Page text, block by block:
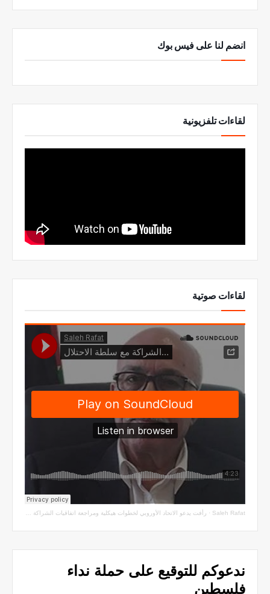
انضم لنا على فيس بوك
لقاءات تلفزيونية
لقاءات صوتية
Saleh Rafat
· رأفت يدعو الاتحاد الأوروبي لخطوات هيكلية ومراجعة اتفاقيات الشراكة مع سلطة الاحتلال